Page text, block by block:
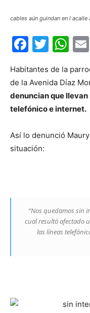
cables aún guindan en l acalle
Habitantes de la
de la Avenida Díaz
denuncian que
telefónico e internet.
Así lo denunció
situación:
“Nos quedamos sin
cual resultó afectado
las líneas